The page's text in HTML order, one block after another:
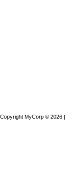
Copyright MyCorp © 2026 |